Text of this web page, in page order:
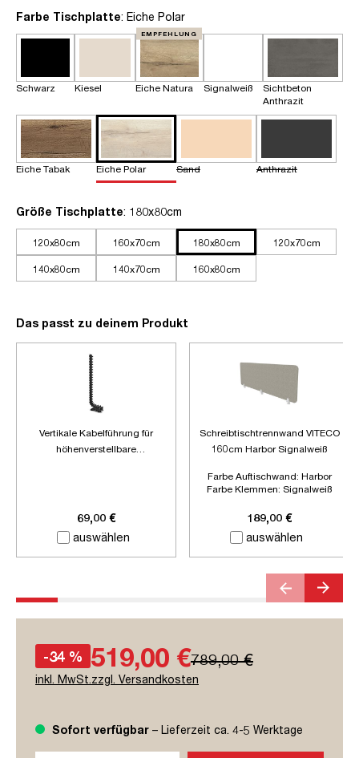
Farbe Tischplatteauswählen
: Eiche Polar
Schwarz Kiesel Eiche Natura
EMPFEHLUNG
Signalweiß
Sichtbeton
Anthrazit
Eiche Tabak Eiche Polar Sand Anthrazit
Größe Tischplatteauswählen
: 180x80cm
120x80cm 160x70cm 180x80cm 120x70cm
140x80cm 140x70cm 160x80cm
Das passt zu deinem Produkt
auswählen
Vertikale Kabelführung für
höhenverstellbare
69,00 €
auswählen
Schreibtischtrennwand VITECO
160cm Harbor Signalweiß
Farbe Auftischwand: Harbor
Farbe Klemmen: Signalweiß
189,00 €
-34 % 519,00 €789,00 €
inkl. MwSt.zzgl. Versandkosten
Sofort verfügbar – Lieferzeit ca. 4-5 Werktage